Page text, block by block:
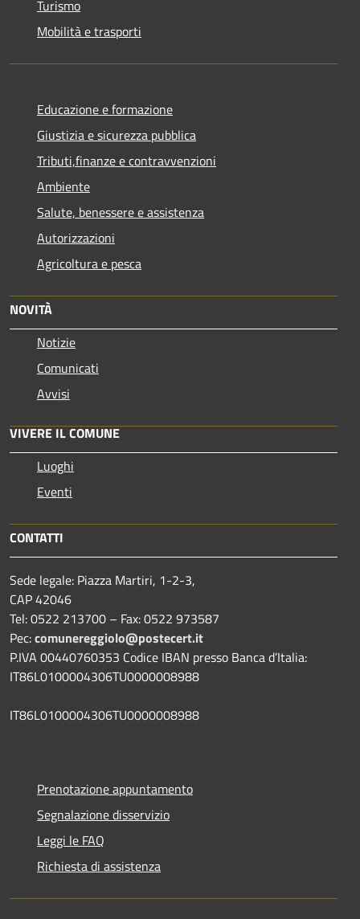
Turismo
Mobilità e trasporti
Educazione e formazione
Giustizia e sicurezza pubblica
Tributi,finanze e contravvenzioni
Ambiente
Salute, benessere e assistenza
Autorizzazioni
Agricoltura e pesca
NOVITÀ
Notizie
Comunicati
Avvisi
VIVERE IL COMUNE
Luoghi
Eventi
CONTATTI
Sede legale: Piazza Martiri, 1-2-3,
CAP 42046
Tel: 0522 213700 – Fax: 0522 973587
Pec:comunereggiolo@postecert.it
P.IVA 00440760353 Codice IBAN presso Banca d’Italia:
IT86L0100004306TU0000008988
IT86L0100004306TU0000008988
Prenotazione appuntamento
Segnalazione disservizio
Leggi le FAQ
Richiesta di assistenza